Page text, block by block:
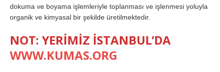
dokuma ve boyama işlemleriyle toplanması ve işlenmesi yoluyla
organik ve kimyasal bir şekilde üretilmektedir.
NOT: YERİMİZ İSTANBUL’DA
WWW.KUMAS.ORG